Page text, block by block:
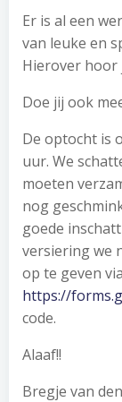
Er is al een
van leuke en
Hierover hoor
Doe jij ook
De optocht is
uur. We
moeten
nog
goede
versiering we
op te geven
https://
code.
Alaaf!!
Bregje van